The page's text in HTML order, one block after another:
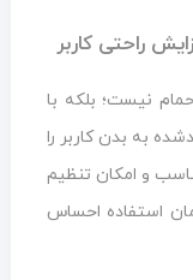
راحتی کاربر
حمام نیست؛ بلکه با
به بدن کاربر را
و امکان تنظیم
استفاده احساس